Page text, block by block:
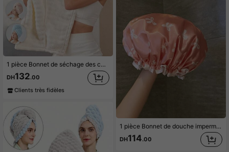
1 pièce Bonnet de séchage des cheveux en polaire corail épaissi avec bande élastique, serviette de cheveux grande taille de couleur unie super absorbante, serviette de bain pour la maison, accessoire de salle de bain essentiel pour la douche, l'hôtel et les voyages
DH132.00
Clients très fidèles
1 pièce Bonnet de douche imperméable à double couche avec nœud, bonnet de douche élastique, bonnet de cuisine anti-huile pour adultes, bonnet de séchage des cheveux pour la salle de bain, élastique et réglable, convient pour le lavage du visage, le séchage des cheveux, le maquillage, le shampooing, 1 pièce décoration de salle de bain à la maison, décoration d'automne, rentrée scolaire
DH114.00